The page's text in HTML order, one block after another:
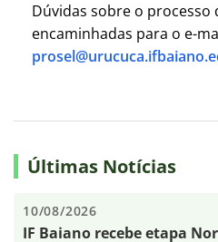
Dúvidas sobre o processo
encaminhadas para o e-
Últimas Notícias
10/08/2026
IF Baiano recebe etapa